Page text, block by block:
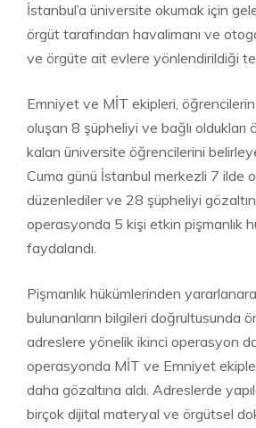
İstanbul’a üniversite okumak için
örgüt tarafından havalimanı ve
ve örgüte ait evlere yönlendirildiği
Emniyet ve MİT ekipleri, öğrencilerin
oluşan 8 şüpheliyi ve bağlı oldukları
kalan üniversite öğrencilerini
Cuma günü İstanbul merkezli 7 ilde
düzenlediler ve 28 şüpheliyi
operasyonda 5 kişi etkin pişmanlık
faydalandı.
Pişmanlık hükümlerinden
bulunanların bilgileri doğrultusunda
adreslere yönelik ikinci operasyon
operasyonda MİT ve Emniyet
daha gözaltına aldı. Adreslerde
birçok dijital materyal ve örgütsel